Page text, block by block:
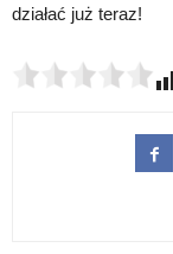
działać już teraz!